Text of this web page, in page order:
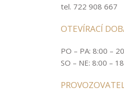
tel. 722 908 667
OTEVÍRACÍ
PO – PA: 8:00 –
SO – NE: 8:00 –